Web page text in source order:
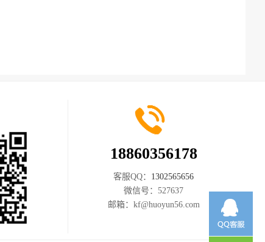
18860356178
客服QQ： 1302565656
微信号： 527637
邮箱： kf@huoyun56.com